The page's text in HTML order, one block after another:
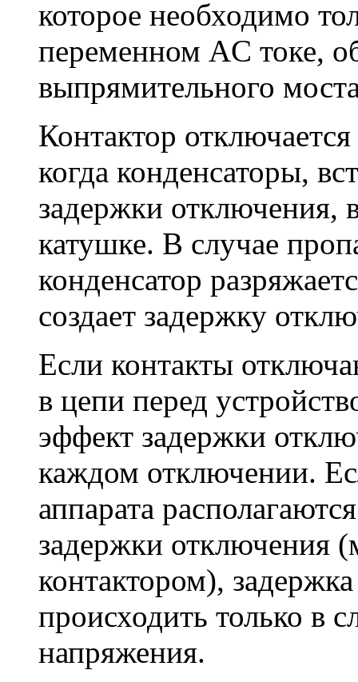
которое необходимо
переменном AC токе,
выпрямительного
Контактор
когда конденсаторы,
задержки отключения,
катушке. В случае
конденсатор
создает задержку
Если контакты
в цепи перед
эффект задержки
каждом отключении.
аппарата
задержки отключения
контактором),
происходить только в
напряжения.